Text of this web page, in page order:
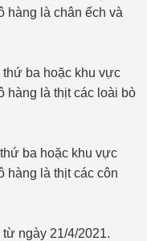
hàng là chân ếch và
ba hoặc khu vực
hàng là thịt các loài bò
ba hoặc khu vực
hàng là thịt các côn
ngày 21/4/2021.